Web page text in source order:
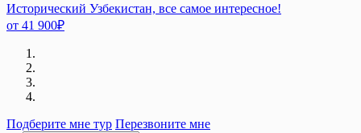
Исторический Узбекистан, все самое интересное!
от 41 900₽
Подберите мне тур Перезвоните мне